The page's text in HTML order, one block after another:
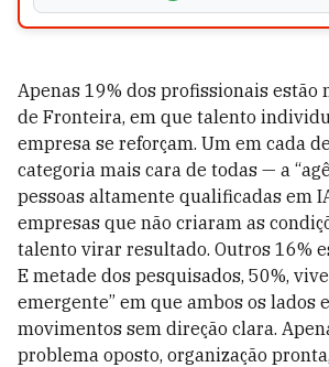
Apenas 19% dos profissionais estão
de Fronteira, em que talento
empresa se reforçam. Um em cada
categoria mais cara de todas — a
pessoas altamente qualificadas em
empresas que não criaram as
talento virar resultado. Outros 16%
E metade dos pesquisados, 50%,
emergente” em que ambos os lados
movimentos sem direção clara.
problema oposto, organização